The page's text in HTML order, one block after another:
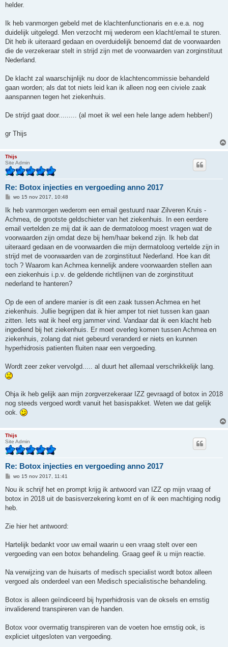
helder.
Ik heb vanmorgen gebeld met de klachtenfunctionaris en e.e.a. nog
duidelijk uitgelegd. Men verzocht mij wederom een klacht/email te sturen.
Dit heb ik uiteraard gedaan en overduidelijk benoemd dat de voorwaarden
die de verzekeraar stelt in strijd zijn met de voorwaarden van zorginstituut
Nederland.
De klacht zal waarschijnlijk nu door de klachtencommissie behandeld
gaan worden; als dat tot niets leid kan ik alleen nog een civiele zaak
aanspannen tegen het ziekenhuis.
De strijd gaat door......... (al moet ik wel een hele lange adem hebben!)
gr Thijs
Thijs
Site Admin
Re: Botox injecties en vergoeding anno 2017
B
c
h
wo 15 nov 2017, 10:48
Ik heb vanmorgen wederom een email gestuurd naar Zilveren Kruis -
Achmea, de grootste geldschieter van het ziekenhuis. In een eerdere
email vertelden ze mij dat ik aan de dermatoloog moest vragen wat de
voorwaarden zijn omdat deze bij hem/haar bekend zijn. Ik heb dat
uiteraard gedaan en de voorwaarden die mijn dermatoloog vertelde zijn in
strijd met de voorwaarden van de zorginstituut Nederland. Hoe kan dit
toch ? Waarom kan Achmea kennelijk andere voorwaarden stellen aan
een ziekenhuis i.p.v. de geldende richtlijnen van de zorginstituut
nederland te hanteren?
Op de een of andere manier is dit een zaak tussen Achmea en het
ziekenhuis. Jullie begrijpen dat ik hier amper tot niet tussen kan gaan
zitten. Iets wat ik heel erg jammer vind. Vandaar dat ik een klacht heb
ingediend bij het ziekenhuis. Er moet overleg komen tussen Achmea en
ziekenhuis, zolang dat niet gebeurd veranderd er niets en kunnen
hyperhidrosis patienten fluiten naar een vergoeding.
Wordt zeer zeker vervolgd..... al duurt het allemaal verschrikkelijk lang.
Ohja ik heb gelijk aan mijn zorgverzekeraar IZZ gevraagd of botox in 2018
nog steeds vergoed wordt vanuit het basispakket. Weten we dat gelijk
ook.
Thijs
Site Admin
Re: Botox injecties en vergoeding anno 2017
B
r
c
h
wo 15 nov 2017, 11:41
Nou ik schrijf het en prompt krijg ik antwoord van IZZ op mijn vraag of
botox in 2018 uit de basisverzekering komt en of ik een machtiging nodig
heb.
Zie hier het antwoord:
Hartelijk bedankt voor uw email waarin u een vraag stelt over een
vergoeding van een botox behandeling. Graag geef ik u mijn reactie.
Na verwijzing van de huisarts of medisch specialist wordt botox alleen
vergoed als onderdeel van een Medisch specialistische behandeling.
Botox is alleen geïndiceerd bij hyperhidrosis van de oksels en ernstig
invaliderend transpireren van de handen.
Botox voor overmatig transpireren van de voeten hoe ernstig ook, is
expliciet uitgesloten van vergoeding.